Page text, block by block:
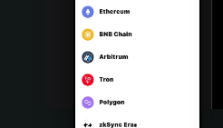
Português (Portugal)
Bahasa Indonesia